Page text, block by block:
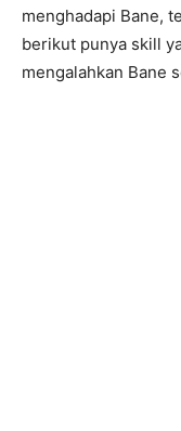
menghadapi Bane,
berikut punya skill
mengalahkan Bane